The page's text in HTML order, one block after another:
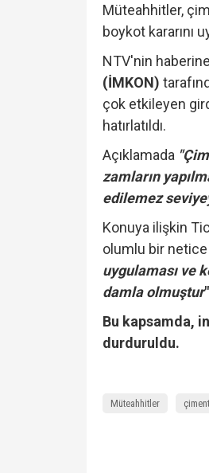
Müteahhitler,
boykot kararını
NTV'nin
(İMKON)
çok etkileyen
hatırlatıldı.
Açıklamada
zamların
edilemez
Konuya ilişkin
olumlu bir netice
uygulaması ve
damla olmuştur"
Bu kapsamda,
durduruldu.
Müteahhitler